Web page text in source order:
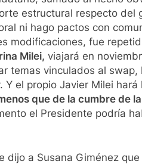
estructural respecto del
ni hago pactos con
modificaciones, fue
Milei, viajará en
temas vinculados al
Y el propio Javier Milei
que de la cumbre de
el Presidente podría
dijo a Susana Giménez que